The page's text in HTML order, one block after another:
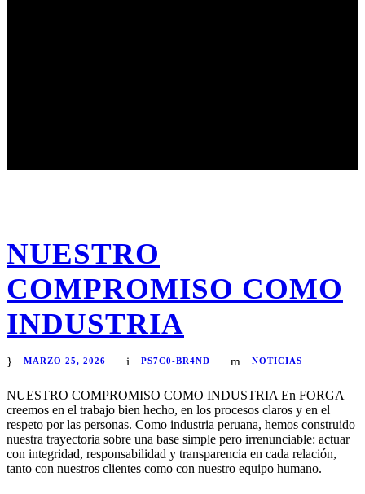
NUESTRO
COMPROMISO COMO
INDUSTRIA
MARZO 25, 2026 PS7C0-BR4ND NOTICIAS
NUESTRO COMPROMISO COMO INDUSTRIA En FORGA
creemos en el trabajo bien hecho, en los procesos claros y en el
respeto por las personas. Como industria peruana, hemos construido
nuestra trayectoria sobre una base simple pero irrenunciable: actuar
con integridad, responsabilidad y transparencia en cada relación,
tanto con nuestros clientes como con nuestro equipo humano.